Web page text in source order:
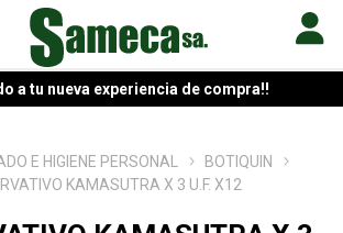
a tu nueva experiencia de compra!!
E HIGIENE PERSONAL
BOTIQUIN
KAMASUTRA X 3 U.F. X12